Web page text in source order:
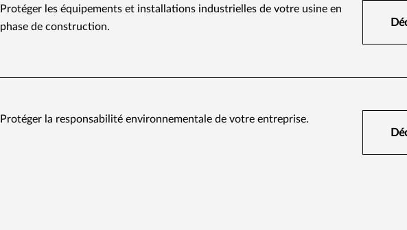
Protéger les équipements et installations industrielles de votre usine en
phase de construction.​
Protéger la responsabilité environnementale de votre entreprise.